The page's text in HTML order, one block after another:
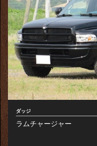
ダッジ
ラムチャージャー